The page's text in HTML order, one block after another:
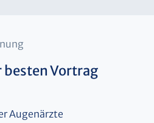
Vortrag
Augenärzte